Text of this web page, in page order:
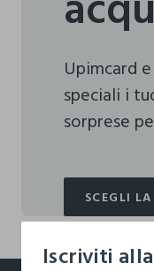
Upimcard
speciali i
sorprese
SCEGLI
SCEGLI
Iscriviti
footer.ariatitle